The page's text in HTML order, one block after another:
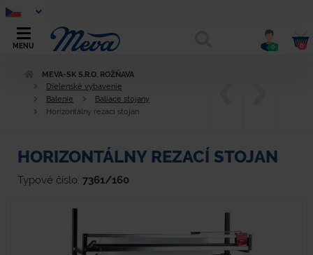
MENU 0 0
MEVA-SK S.R.O. ROŽŇAVA
Dielenské vybavenie
Balenie
Baliace stojany
Horizontálny rezací stojan
HORIZONTÁLNY REZACÍ STOJAN
Typové číslo: 7361/160